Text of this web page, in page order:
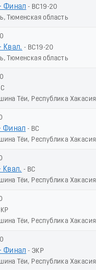
Финал - ВС19-20
Тюменская область
Квал. - ВС19-20
Тюменская область
Тёи, Республика Хакасия
Финал - ВС
Тёи, Республика Хакасия
Квал. - ВС
Тёи, Республика Хакасия
Тёи, Республика Хакасия
Финал - ЭКР
Тёи, Республика Хакасия